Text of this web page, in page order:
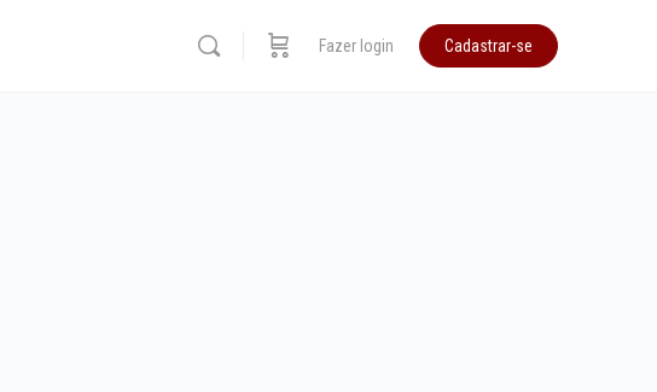
Fazer login Cadastrar-se